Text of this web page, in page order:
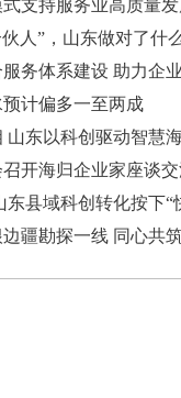
支持服务业高质量发
人”，山东做对了什
务体系建设 助力企
计偏多一至两成
山东以科创驱动智慧
开海归企业家座谈
东县域科创转化按下“
疆勘探一线 同心共